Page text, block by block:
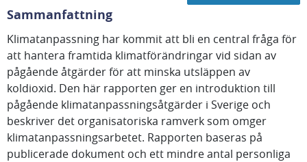
Sammanfattning
Klimatanpassning har kommit att bli en central fråga för
att hantera framtida klimatförändringar vid sidan av
pågående åtgärder för att minska utsläppen av
koldioxid. Den här rapporten ger en introduktion till
pågående klimatanpassningsåtgärder i Sverige och
beskriver det organisatoriska ramverk som omger
klimatanpassningsarbetet. Rapporten baseras på
publicerade dokument och ett mindre antal personliga